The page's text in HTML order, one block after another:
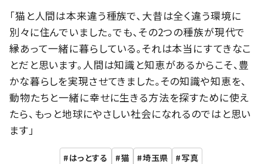
「猫と人間は本来違う種族で、大昔は全く違う環境に
別々に住んでいました。でも、その2つの種族が現代で
縁あって一緒に暮らしている。それは本当にすてきなこ
とだと思います。人間は知識と知恵があるからこそ、豊
かな暮らしを実現させてきました。その知識や知恵を、
動物たちと一緒に幸せに生きる方法を探すために使え
たら、もっと地球にやさしい社会になれるのではと思い
ます」
はっとする 猫 埼玉県 写真